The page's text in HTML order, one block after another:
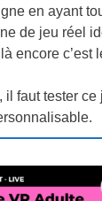
en ayant
de jeu réel
encore c’est
il faut tester